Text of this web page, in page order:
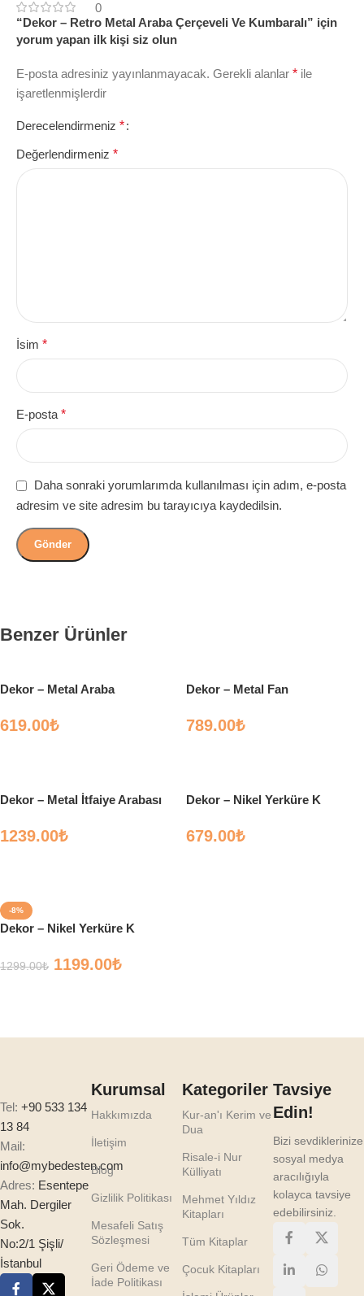
0
“Dekor – Retro Metal Araba Çerçeveli Ve Kumbaralı” için
yorum yapan ilk kişi siz olun
E-posta adresiniz yayınlanmayacak. Gerekli alanlar * ile
işaretlenmişlerdir
Derecelendirmeniz *
Değerlendirmeniz *
İsim *
E-posta *
Daha sonraki yorumlarımda kullanılması için adım, e-posta
adresim ve site adresim bu tarayıcıya kaydedilsin.
Benzer Ürünler
Dekor – Metal Araba
619.00₺
Dekor – Metal Fan
789.00₺
Dekor – Metal İtfaiye Arabası
1239.00₺
Dekor – Nikel Yerküre K
679.00₺
-8%
Dekor – Nikel Yerküre K
1299.00₺ 1199.00₺
Tel: +90 533 134
13 84
Mail:
info@mybedesten.com
Adres: Esentepe
Mah. Dergiler
Sok.
No:2/1 Şişli/
İstanbul
Kurumsal
Hakkımızda
İletişim
Blog
Gizlilik Politikası
Mesafeli Satış
Sözleşmesi
Geri Ödeme ve
İade Politikası
Kategoriler
Kur-an'ı Kerim ve
Dua
Risale-i Nur
Külliyatı
Mehmet Yıldız
Kitapları
Tüm Kitaplar
Çocuk Kitapları
Tavsiye
Edin!
Bizi sevdiklerinize
sosyal medya
aracılığıyla
kolayca tavsiye
edebilirsiniz.